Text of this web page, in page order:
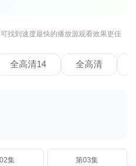
找到速度最快的播放源观看效果更佳
全高清14 全高清
集 第03集